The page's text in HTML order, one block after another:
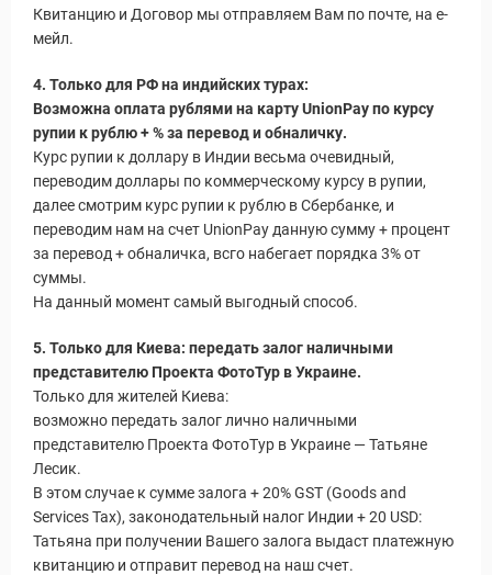
Квитанцию и Договор мы отправляем Вам по почте, на е-
мейл.
4. Только для РФ на индийских турах:
Возможна оплата рублями на карту UnionPay по курсу
рупии к рублю + % за перевод и обналичку.
Курс рупии к доллару в Индии весьма очевидный,
переводим доллары по коммерческому курсу в рупии,
далее смотрим курс рупии к рублю в Сбербанке, и
переводим нам на счет UnionPay данную сумму + процент
за перевод + обналичка, всго набегает порядка 3% от
суммы.
На данный момент самый выгодный способ.
5. Только для Киева: передать залог наличными
представителю Проекта ФотоТур в Украине.
Только для жителей Киева:
возможно передать залог лично наличными
представителю Проекта ФотоТур в Украине — Татьяне
Лесик.
В этом случае к сумме залога + 20% GST (Goods and
Services Tax), законодательный налог Индии + 20 USD:
Татьяна при получении Вашего залога выдаст платежную
квитанцию и отправит перевод на наш счет.